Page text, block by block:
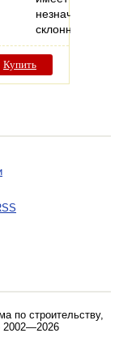
склонность…
Купить
по строительству,
2002—2026